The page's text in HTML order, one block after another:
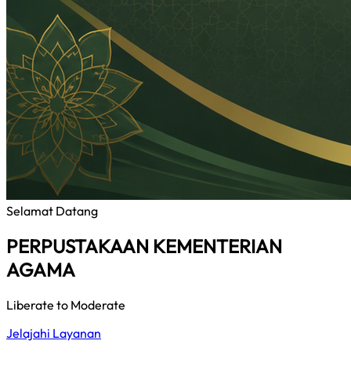
Selamat Datang
PERPUSTAKAAN KEMENTERIAN
AGAMA
Liberate to Moderate
Jelajahi Layanan